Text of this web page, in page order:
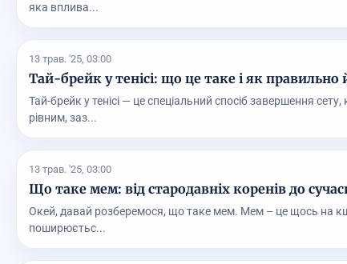
яка вплива...
13 трав. '25, 03:00
Тай-брейк у тенісі: що це таке і як правильно
Тай-брейк у тенісі — це спеціальний спосіб завершення
рівним, заз...
13 трав. '25, 03:00
Що таке мем: від стародавніх коренів до
Окей, давай розберемося, що таке мем. Мем – це щось на
поширюєтьс...